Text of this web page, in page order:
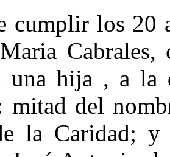
cumplir los 20
una hija , a la
mitad del
la Caridad;